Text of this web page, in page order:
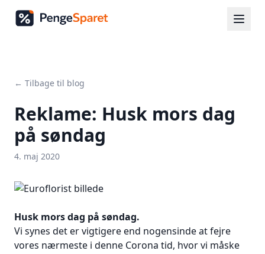
← Tilbage til blog
Reklame: Husk mors dag
på søndag
4. maj 2020
Husk mors dag på søndag.
Vi synes det er vigtigere end nogensinde at fejre
vores nærmeste i denne Corona tid, hvor vi måske